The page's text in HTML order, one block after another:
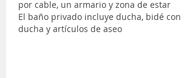
por cable, un armario y zona de estar
El baño privado incluye ducha, bidé con
ducha y artículos de aseo